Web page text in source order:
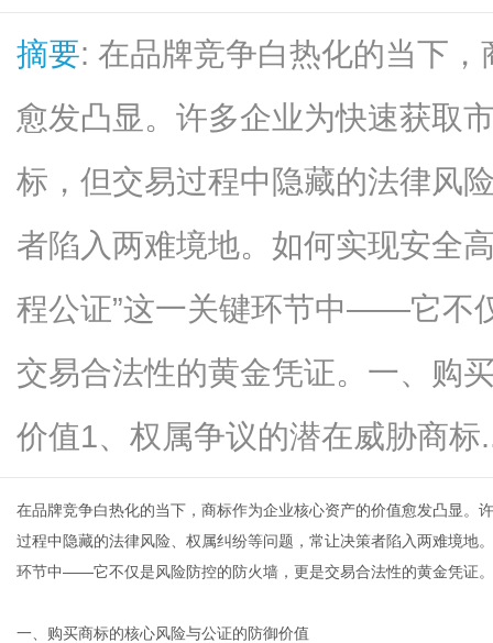
摘要: 在品牌竞争白热化的当下
愈发凸显。许多企业为快速获取
标，但交易过程中隐藏的法律风
者陷入两难境地。如何实现安全
程公证”这一关键环节中——它不
交易合法性的黄金凭证。一、购
价值1、权属争议的潜在威胁商标
在品牌竞争白热化的当下，商标作为企业核心资产的价值愈发凸显。
过程中隐藏的法律风险、权属纠纷等问题，常让决策者陷入两难境地
环节中——它不仅是风险防控的防火墙，更是交易合法性的黄金凭证。
一、购买商标的核心风险与公证的防御价值